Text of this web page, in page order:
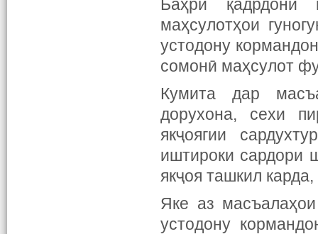
Баҳри қадрдонӣ
маҳсулотҳои
устодону
сомонӣ маҳсулот
Кумита дар
дорухона, сехи
якҷоягии
иштироки сардори
якҷоя ташкил
Яке аз
устодону